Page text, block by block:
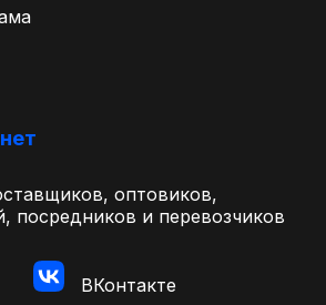
оптовиков,
посредников и перевозчиков
ВКонтакте